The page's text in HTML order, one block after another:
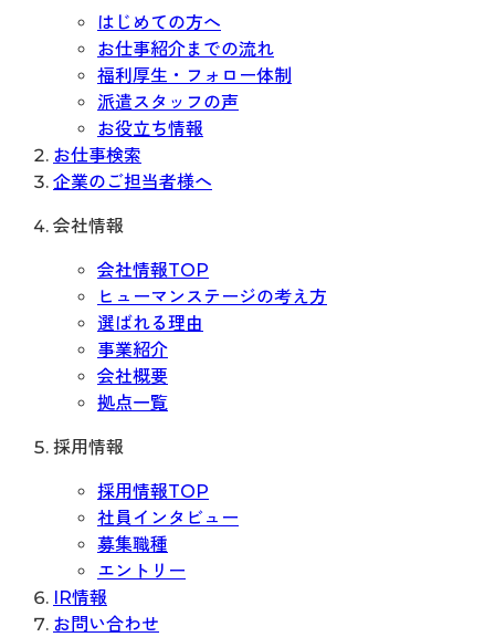
はじめての方へ
お仕事紹介までの流れ
福利厚生・フォロー体制
派遣スタッフの声
お役立ち情報
お仕事検索
企業のご担当者様へ
会社情報
会社情報TOP
ヒューマンステージの考え方
選ばれる理由
事業紹介
会社概要
拠点一覧
採用情報
採用情報TOP
社員インタビュー
募集職種
エントリー
IR情報
お問い合わせ